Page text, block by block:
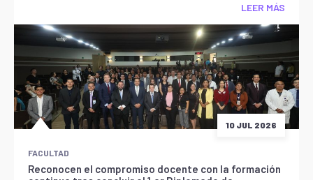
LEER MÁS
10 JUL 2026
FACULTAD
Reconocen el compromiso docente con la formación